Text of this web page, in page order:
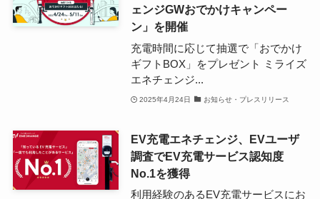
ェンジGWおでかけキャンペー
ン」を開催
充電時間に応じて抽選で「おでかけ
ギフトBOX」をプレゼント ミライズ
エネチェンジ...
2025年4月24日 お知らせ・プレスリリース
EV充電エネチェンジ、EVユーザ
調査でEV充電サービス認知度
No.1を獲得
利用経験のあるEV充電サービスにお